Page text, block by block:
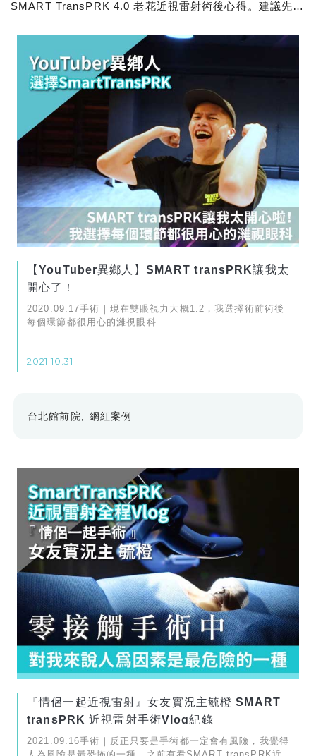
SMART TransPRK 4.0 老花近視雷射術後心得。建議先做
【YouTuber異鄉人】SMART transPRK讓我太
開心了！
2020.09.17手術｜現在雙眼視力大概1.2，我選擇術前術後
每個環節都很用心的濰視眼科
2021.10.31
台北館前院 網紅案例
『情侶一起近視雷射』女友實況主毓橙 SMART
transPRK 近視雷射手術Vlog紀錄
2021.09.16手術｜反正只要是手術都一定會有風險，我覺得